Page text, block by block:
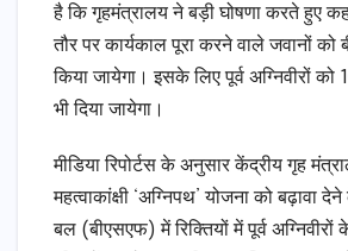
है कि गृहमंत्रालय ने बड़ी घोषणा करते हुए
तौर पर कार्यकाल पूरा करने वाले जवानों को
किया जायेगा। इसके लिए पूर्व अग्निवीरों
भी दिया जायेगा।
मीडिया रिपोर्टस के अनुसार केंद्रीय गृह
महत्वाकांक्षी ‘अग्निपथ’ योजना को बढ़ावा
बल (बीएसएफ) में रिक्तियों में पूर्व